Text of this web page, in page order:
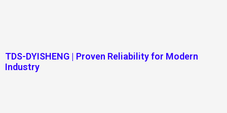
TDS-DYISHENG | Proven Reliability for Modern
Industry